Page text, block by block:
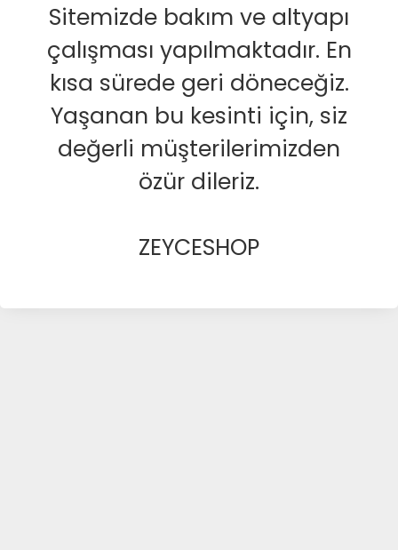
Sitemizde bakım ve altyapı
çalışması yapılmaktadır. En
kısa sürede geri döneceğiz.
Yaşanan bu kesinti için, siz
değerli müşterilerimizden
özür dileriz.
ZEYCESHOP